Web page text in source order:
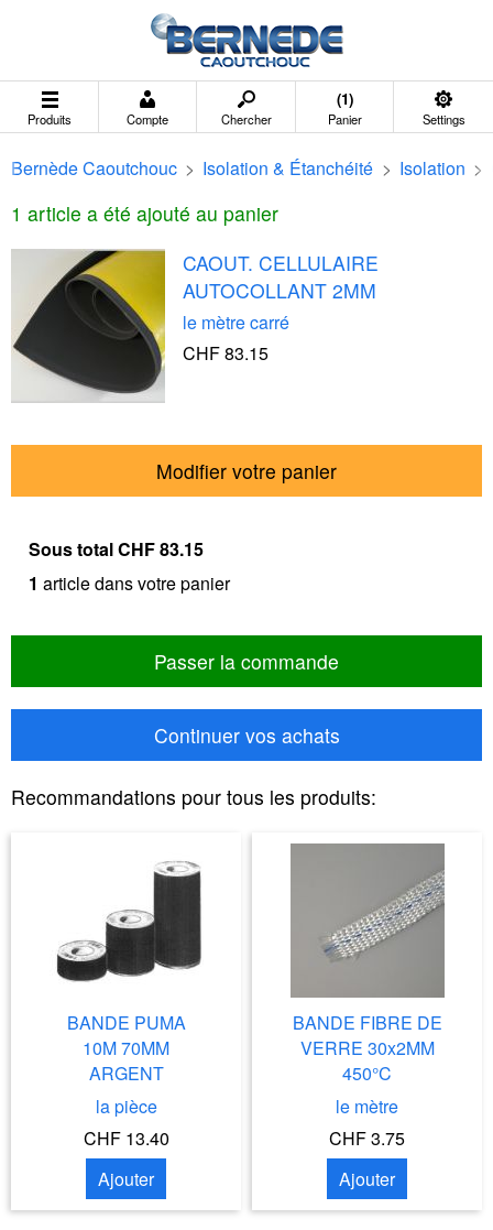
Produits Compte Chercher
(1)
Panier Settings
Bernède Caoutchouc > Isolation & Étanchéité > Isolation >
1 article a été ajouté au panier
CAOUT. CELLULAIRE
AUTOCOLLANT 2MM
le mètre carré
CHF 83.15
Modifier votre panier
Sous totalCHF 83.15
1 article dans votre panier
Passer la commande
Continuer vos achats
Recommandations pour tous les produits:
BANDE PUMA
10M 70MM
ARGENT
la pièce
CHF 13.40
Ajouter
BANDE FIBRE DE
VERRE 30x2MM
450°C
le mètre
CHF 3.75
Ajouter